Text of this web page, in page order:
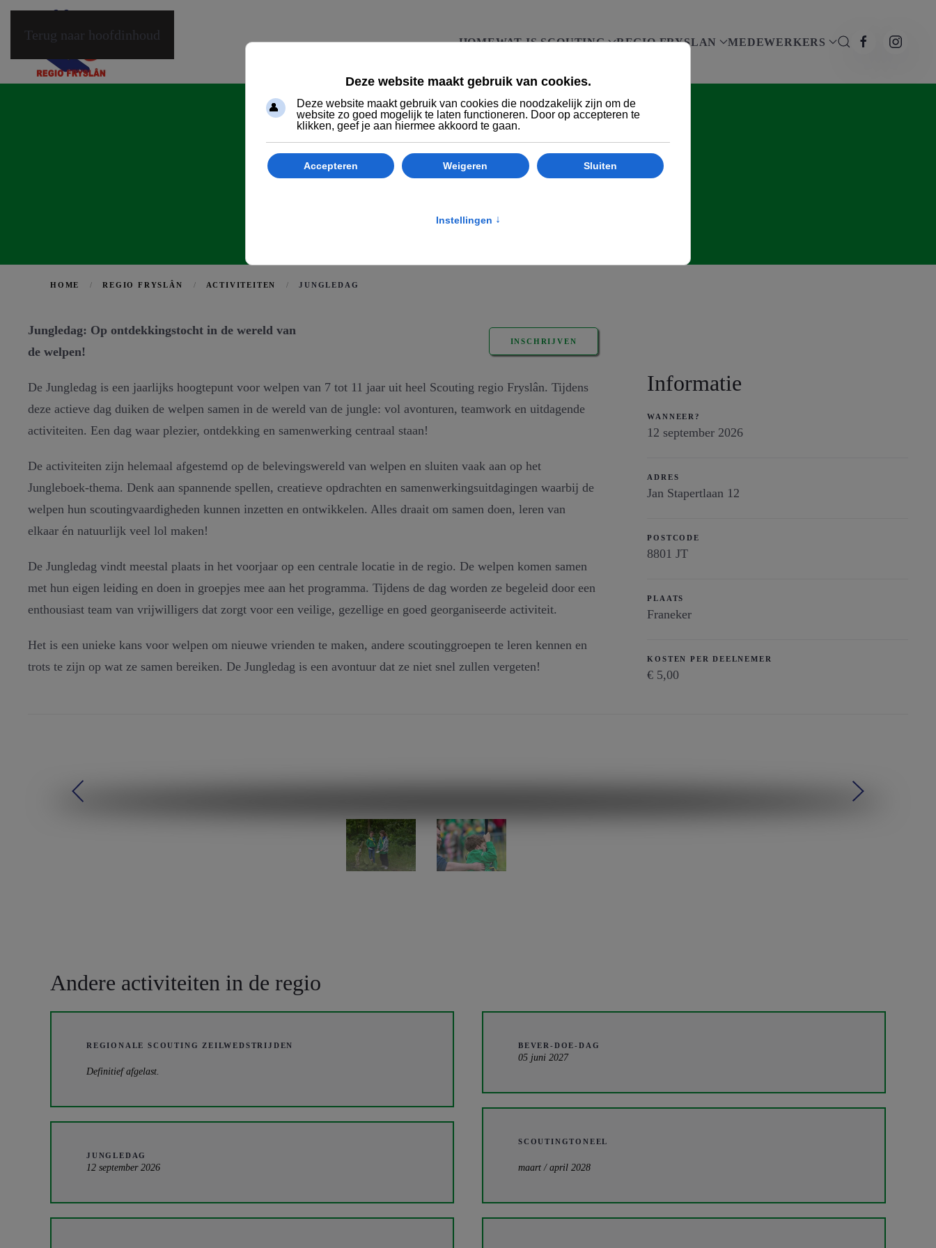
Terug naar hoofdinhoud HOMEWAT IS SCOUTING REGIO FRYSLAN MEDEWERKERS
JUNGLEDAG
HOME REGIO FRYSLÂN ACTIVITEITEN JUNGLEDAG
Jungledag: Op ontdekkingstocht in de wereld van
de welpen!
INSCHRIJVEN
De Jungledag is een jaarlijks hoogtepunt voor welpen van 7 tot 11 jaar uit heel Scouting regio Fryslân. Tijdens
deze actieve dag duiken de welpen samen in de wereld van de jungle: vol avonturen, teamwork en uitdagende
activiteiten. Een dag waar plezier, ontdekking en samenwerking centraal staan!
De activiteiten zijn helemaal afgestemd op de belevingswereld van welpen en sluiten vaak aan op het
Jungleboek-thema. Denk aan spannende spellen, creatieve opdrachten en samenwerkingsuitdagingen waarbij de
welpen hun scoutingvaardigheden kunnen inzetten en ontwikkelen. Alles draait om samen doen, leren van
elkaar én natuurlijk veel lol maken!
De Jungledag vindt meestal plaats in het voorjaar op een centrale locatie in de regio. De welpen komen samen
met hun eigen leiding en doen in groepjes mee aan het programma. Tijdens de dag worden ze begeleid door een
enthousiast team van vrijwilligers dat zorgt voor een veilige, gezellige en goed georganiseerde activiteit.
Het is een unieke kans voor welpen om nieuwe vrienden te maken, andere scoutinggroepen te leren kennen en
trots te zijn op wat ze samen bereiken. De Jungledag is een avontuur dat ze niet snel zullen vergeten!
Informatie
WANNEER?
12 september 2026
ADRES
Jan Stapertlaan 12
POSTCODE
8801 JT
PLAATS
Franeker
KOSTEN PER DEELNEMER
€ 5,00
Andere activiteiten in de regio
REGIONALE SCOUTING ZEILWEDSTRIJDEN
Definitief afgelast.
JUNGLEDAG
12 september 2026
BEVER-DOE-DAG
05 juni 2027
SCOUTINGTONEEL
maart / april 2028